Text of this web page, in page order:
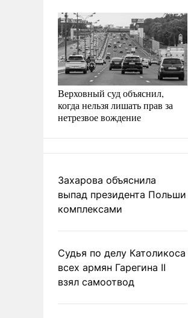
Верховный суд объяснил,
когда нельзя лишать прав за
нетрезвое вождение
Захарова объяснила
выпад президента Польши
комплексами
Судья по делу Католикоса
всех армян Гарегина II
взял самоотвод